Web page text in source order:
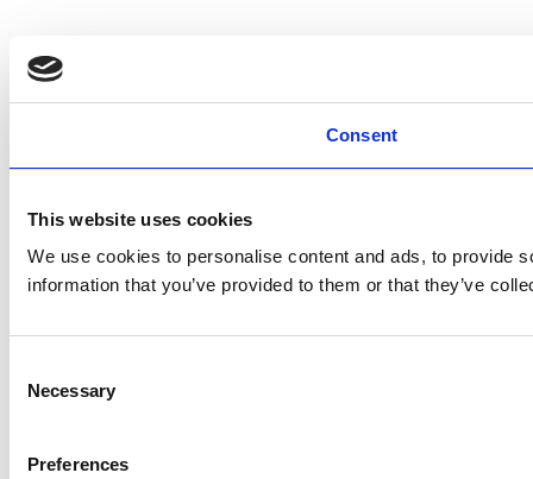
Consent
This website uses cookies
We use cookies to personalise content and ads, to provide
information that you’ve provided to them or that they’ve
Selection
Necessary
Preferences